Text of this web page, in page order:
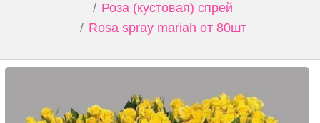
Роза (кустовая) спрей
Rosa spray mariah от 80шт